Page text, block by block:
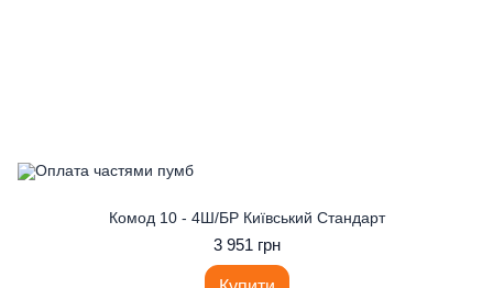
Комод 10 - 4Ш/БР Київський Стандарт
3 951 грн